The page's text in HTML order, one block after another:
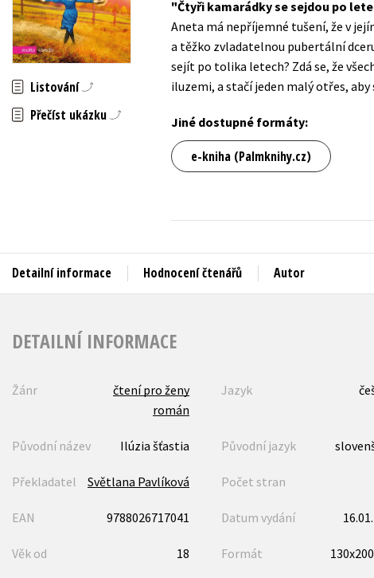
Auto - moto
Beletrie pro děti
Beletrie pro dospělé
Jazyky
Kariéra a osobní rozvoj
Komiks
Listování
Přečíst ukázku
Čtyři kamarádky se sejdou po
Aneta má nepříjemné tušení, že v
a těžko zvladatelnou pubertální
sejít po tolika letech? Zdá se, že
iluzemi, a stačí jeden malý otřes,
Jiné dostupné formáty:
e-kniha (Palmknihy.cz)
Detailní informace Hodnocení čtenářů Autor
DETAILNÍ INFORMACE
Žánr
čtení pro ženy
román
Jazyk
Původní název Ilúzia šťastia Původní jazyk
Překladatel Světlana Pavlíková Počet stran
EAN 9788026717041 Datum vydání
Věk od 18 Formát